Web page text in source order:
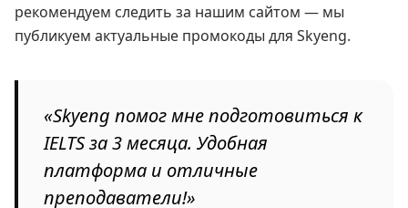
рекомендуем следить за нашим сайтом — мы
публикуем актуальные промокоды для Skyeng.
«Skyeng помог мне подготовиться к
IELTS за 3 месяца. Удобная
платформа и отличные
преподаватели!»